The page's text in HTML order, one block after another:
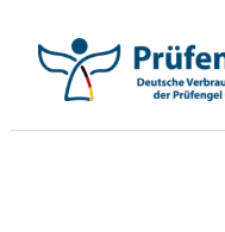
contenu